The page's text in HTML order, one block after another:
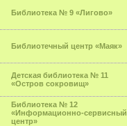
Библиотека № 9 «Лигово»
Библиотечный центр «Маяк»
Детская библиотека № 11
«Остров сокровищ»
Библиотека № 12
«Информационно-сервисный
центр»